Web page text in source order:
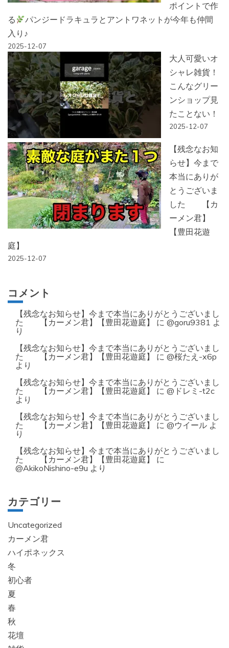
ポイントで作
る
パンジードラキュラとアントワネットが今年も仲間
入り♪
2025-12-07
大人可愛いオ
シャレ雑貨！
こんなグリー
ンショップ見
たことない！
2025-12-07
【残念なお知
らせ】今まで
本当にありが
とうございま
した 【カ
ーメン君】
【豊田花遊
庭】
2025-12-07
コメント
【残念なお知らせ】今まで本当にありがとうございまし
た 【カーメン君】【豊田花遊庭】
に @goru9381 よ
り
【残念なお知らせ】今まで本当にありがとうございまし
た 【カーメン君】【豊田花遊庭】
に @桜たえ-x6p
より
【残念なお知らせ】今まで本当にありがとうございまし
た 【カーメン君】【豊田花遊庭】
に @ドレミ-t2c
より
【残念なお知らせ】今まで本当にありがとうございまし
た 【カーメン君】【豊田花遊庭】
に @ウイール よ
り
【残念なお知らせ】今まで本当にありがとうございまし
た 【カーメン君】【豊田花遊庭】
に
@AkikoNishino-e9u より
カテゴリー
Uncategorized
カーメン君
ハイポネックス
冬
初心者
夏
春
秋
花壇